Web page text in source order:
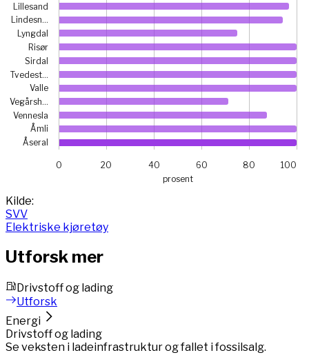
prosent
Lillesand
Lindesn…
Lyngdal
Risør
Sirdal
Tvedest…
Valle
Vegårsh…
Vennesla
Åmli
Åseral
0 20 40 60 80 100
End of interactive chart.
Kilde:
SVV
Elektriske kjøretøy
Utforsk mer
Drivstoff og lading
Utforsk
Energi
Drivstoff og lading
Se veksten i ladeinfrastruktur og fallet i fossilsalg.